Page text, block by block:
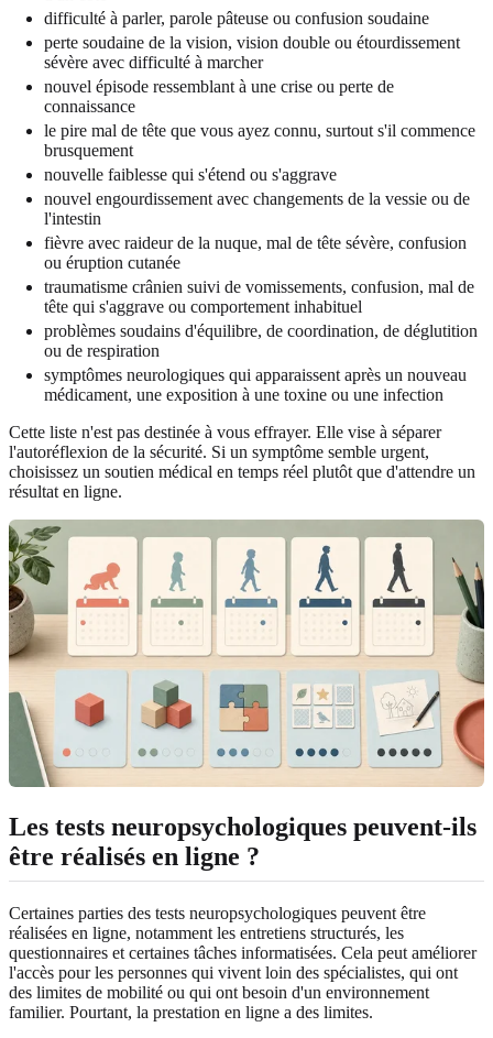
difficulté à parler, parole pâteuse ou confusion soudaine
perte soudaine de la vision, vision double ou étourdissement
sévère avec difficulté à marcher
nouvel épisode ressemblant à une crise ou perte de
connaissance
le pire mal de tête que vous ayez connu, surtout s'il commence
brusquement
nouvelle faiblesse qui s'étend ou s'aggrave
nouvel engourdissement avec changements de la vessie ou de
l'intestin
fièvre avec raideur de la nuque, mal de tête sévère, confusion
ou éruption cutanée
traumatisme crânien suivi de vomissements, confusion, mal de
tête qui s'aggrave ou comportement inhabituel
problèmes soudains d'équilibre, de coordination, de déglutition
ou de respiration
symptômes neurologiques qui apparaissent après un nouveau
médicament, une exposition à une toxine ou une infection
Cette liste n'est pas destinée à vous effrayer. Elle vise à séparer
l'autoréflexion de la sécurité. Si un symptôme semble urgent,
choisissez un soutien médical en temps réel plutôt que d'attendre un
résultat en ligne.
Les tests neuropsychologiques peuvent-ils
être réalisés en ligne ?
Certaines parties des tests neuropsychologiques peuvent être
réalisées en ligne, notamment les entretiens structurés, les
questionnaires et certaines tâches informatisées. Cela peut améliorer
l'accès pour les personnes qui vivent loin des spécialistes, qui ont
des limites de mobilité ou qui ont besoin d'un environnement
familier. Pourtant, la prestation en ligne a des limites.